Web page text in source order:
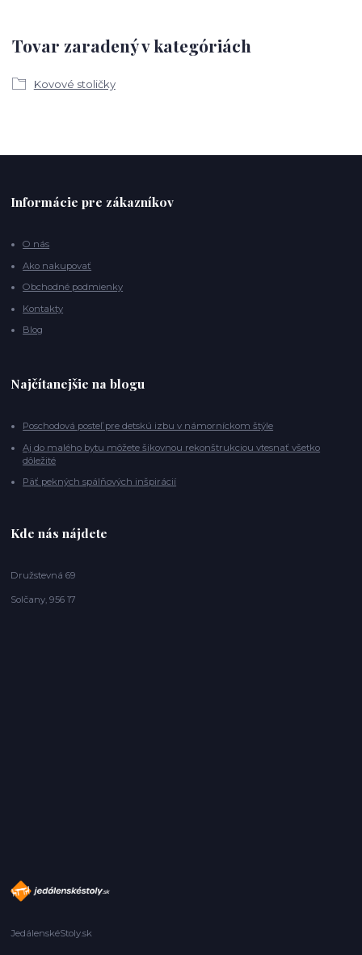
Tovar zaradený v kategóriách
Kovové stoličky
Informácie pre zákazníkov
O nás
Ako nakupovať
Obchodné podmienky
Kontakty
Blog
Najčítanejšie na blogu
Poschodová posteľ pre detskú izbu v námorníckom štýle
Aj do malého bytu môžete šikovnou rekonštrukciou vtesnať všetko
dôležité
Päť pekných spálňových inšpirácií
Kde nás nájdete
Družstevná 69
Solčany, 956 17
JedálenskéStoly.sk